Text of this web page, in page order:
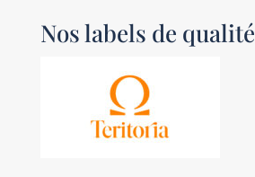
Nos labels de qualité